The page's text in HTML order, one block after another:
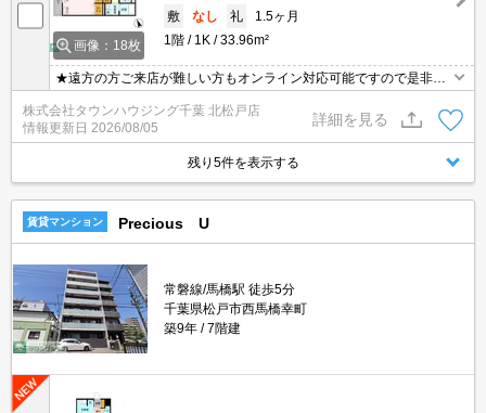
画像：18枚
敷
なし 礼
1.5ヶ月
1階
1K 33.96m²
★遠方の方ご来店が難しい方もオンライン対応可能ですので是非一
度ご相談くださいませ！お部屋探しはタウンハウジングにお任せ下
さい★
株式会社タウンハウジング千葉 北松戸店
情報更新日 2026/08/05
詳細を見る
残り5件を表示する
賃貸マンション Precious U
常磐線/馬橋駅 徒歩5分
千葉県松戸市西馬橋幸町
築9年
7階建